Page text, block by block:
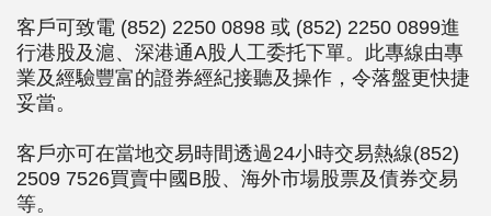
客戶可致電 (852) 2250 0898 或 (852) 2250 0899進
行港股及滬、深港通A股人工委托下單。此專線由專
業及經驗豐富的證券經紀接聽及操作，令落盤更快捷
妥當。
客戶亦可在當地交易時間透過24小時交易熱線(852)
2509 7526買賣中國B股、海外市場股票及債券交易
等。